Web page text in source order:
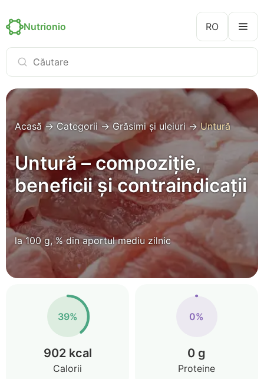
Nutrionio RO
Acasă → Categorii → Grăsimi și uleiuri→ Untură
Untură – compoziție,
beneficii și contraindicații
la 100 g, % din aportul mediu zilnic
39%
902 kcal
Calorii
0%
0 g
Proteine